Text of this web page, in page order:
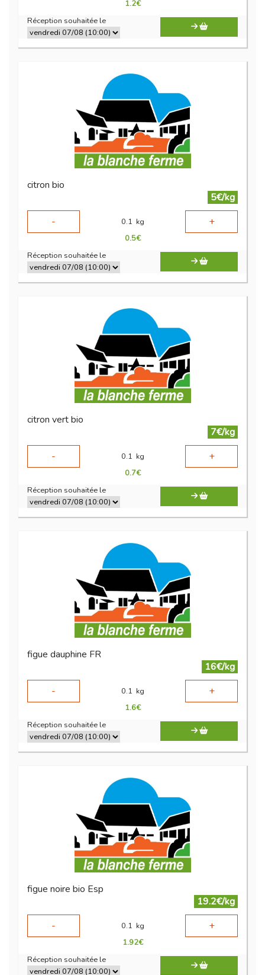
1.2€
Réception souhaitée le
citron bio
5€/kg
-
0.1 kg +
0.5€
Réception souhaitée le
citron vert bio
7€/kg
-
0.1 kg +
0.7€
Réception souhaitée le
figue dauphine FR
16€/kg
-
0.1 kg +
1.6€
Réception souhaitée le
figue noire bio Esp
19.2€/kg
-
0.1 kg +
1.92€
Réception souhaitée le